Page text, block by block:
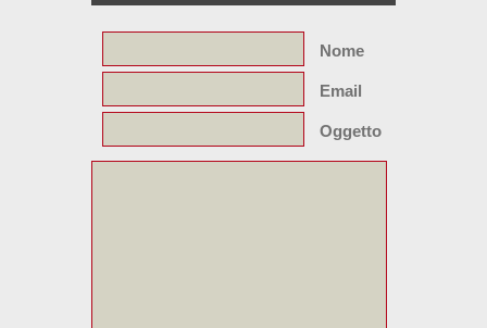
Nome
Email
Oggetto